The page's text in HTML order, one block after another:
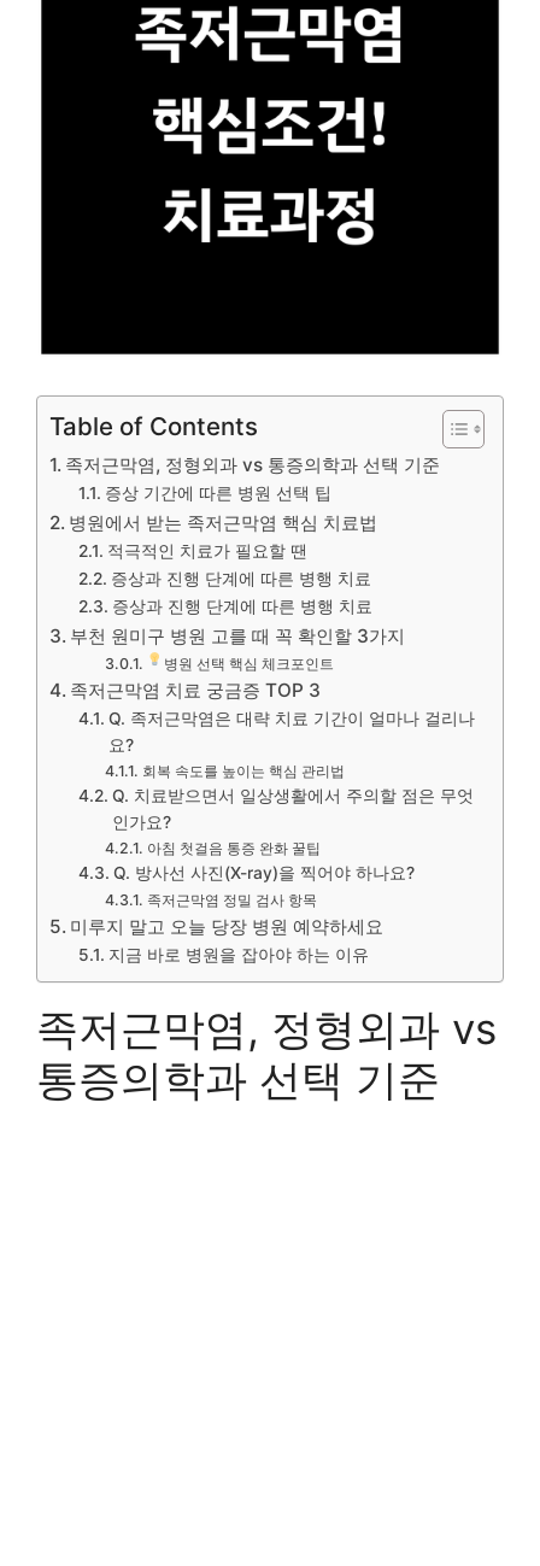
Table of Contents
족저근막염, 정형외과 vs 통증의학과 선택 기준
증상 기간에 따른 병원 선택 팁
병원에서 받는 족저근막염 핵심 치료법
적극적인 치료가 필요할 땐
증상과 진행 단계에 따른 병행 치료
증상과 진행 단계에 따른 병행 치료
부천 원미구 병원 고를 때 꼭 확인할 3가지
병원 선택 핵심 체크포인트
족저근막염 치료 궁금증 TOP 3
Q. 족저근막염은 대략 치료 기간이 얼마나 걸리나
요?
회복 속도를 높이는 핵심 관리법
Q. 치료받으면서 일상생활에서 주의할 점은 무엇
인가요?
아침 첫걸음 통증 완화 꿀팁
Q. 방사선 사진(X-ray)을 찍어야 하나요?
족저근막염 정밀 검사 항목
미루지 말고 오늘 당장 병원 예약하세요
지금 바로 병원을 잡아야 하는 이유
족저근막염, 정형외과 vs
통증의학과 선택 기준